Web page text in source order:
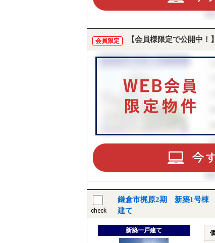
会員限定 【会員様限定で公開中！】
check
鎌倉市梶原2期 新築1号棟
建て
新築一戸建て